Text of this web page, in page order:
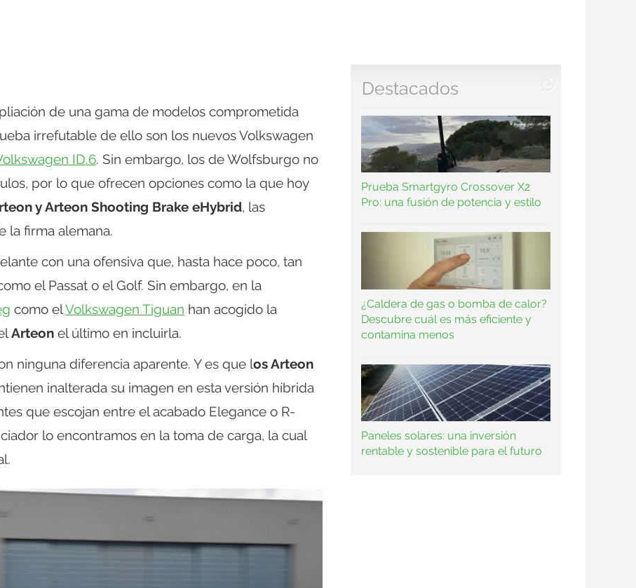
de una gama de modelos comprometida
irrefutable de ello son los nuevos Volkswagen
ID.6. Sin embargo, los de Wolfsburgo no
por lo que ofrecen opciones como la que hoy
y Arteon Shooting Brake eHybrid, las
la firma alemana.
con una ofensiva que, hasta hace poco, tan
el Passat o el Golf. Sin embargo, en la
como elVolkswagen Tiguan han acogido la
Arteon el último en incluirla.
ninguna diferencia aparente. Y es que los Arteon
inalterada su imagen en esta versión híbrida
que escojan entre el acabado Elegance o R-
lo encontramos en la toma de carga, la cual
Destacados
Prueba Smartgyro Crossover X2
Pro: una fusión de potencia y estilo
¿Caldera de gas o bomba de calor?
Descubre cuál es más eficiente y
contamina menos
Paneles solares: una inversión
rentable y sostenible para el futuro